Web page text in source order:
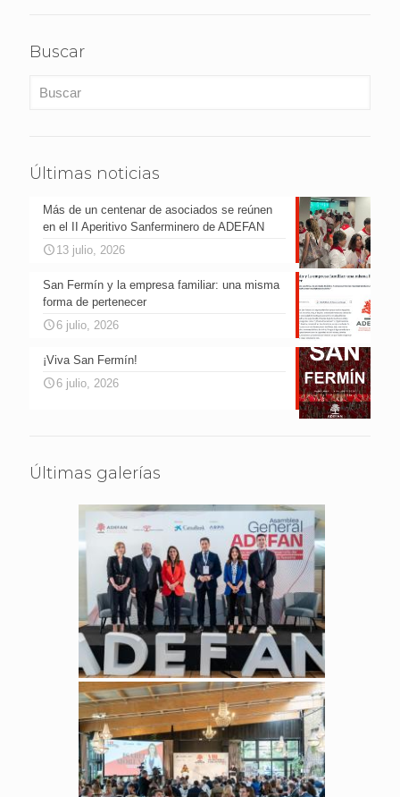
Buscar
Últimas noticias
Más de un centenar de asociados se reúnen
en el II Aperitivo Sanferminero de ADEFAN
13 julio, 2026
San Fermín y la empresa familiar: una misma
forma de pertenecer
6 julio, 2026
¡Viva San Fermín!
6 julio, 2026
Últimas galerías